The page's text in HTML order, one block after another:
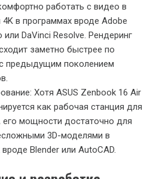
массивов данных.
ASUS Zenbook 16 Air
в задачах по
Благодаря мощному NPU и
ПО, такому как Topaz
способен быстро
разрешение изображений и
качество. Работа в Adobe